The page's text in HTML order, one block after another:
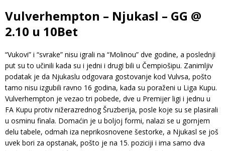
Vulverhempton – Njukasl – GG @
2.10 u 10Bet
“Vukovi” i “svrake” nisu igrali na “Molinou” dve godine, a poslednji
put su to učinili kada su i jedni i drugi bili u Čempiošipu. Zanimljiv
podatak je da Njukaslu odgovara gostovanje kod Vulvsa, pošto
tamo nisu izgubili ravno 16 godina, kada su poraženi u Liga Kupu.
Vulverhempton je vezao tri pobede, dve u Premijer ligi i jednu u
FA Kupu protiv nižerazrednog Šruzberija, posle koje su se plasirali
u osminu finala. Domaćin je u boljoj formi, nalazi se u gornjem
delu tabele, odmah iza neprikosnovene šestorke, a Njukasl se još
uvek bori za opstanak, pošto je na 15. poziciji i ima samo dva